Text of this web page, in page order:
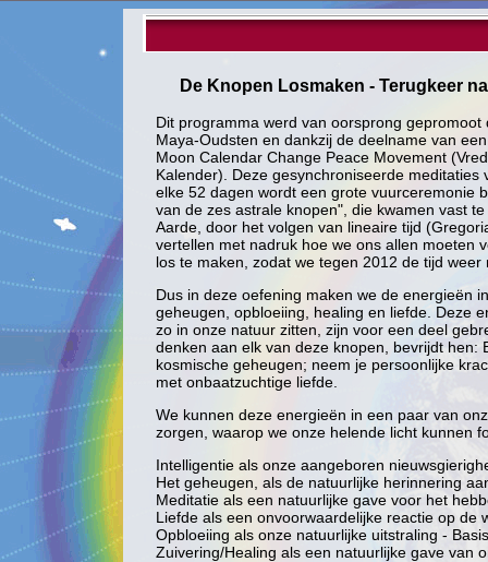
De Knopen Losmaken - Terugkeer
Dit programma werd van oorsprong
Maya-Oudsten en dankzij de deelname van
Moon Calendar Change Peace Movement
Kalender). Deze gesynchroniseerde
elke 52 dagen wordt een grote vuurceremonie
van de zes astrale knopen", die kwamen vast
Aarde, door het volgen van lineaire tijd
vertellen met nadruk hoe we ons allen moeten
los te maken, zodat we tegen 2012 de tijd
Dus in deze oefening maken we de energieën
geheugen, opbloeiing, healing en liefde. Deze
zo in onze natuur zitten, zijn voor een deel
denken aan elk van deze knopen, bevrijdt hen:
kosmische geheugen; neem je persoonlijke
met onbaatzuchtige liefde.
We kunnen deze energieën in een paar van
zorgen, waarop we onze helende licht kunnen
Intelligentie als onze aangeboren
Het geheugen, als de natuurlijke herinnering
Meditatie als een natuurlijke gave voor het
Liefde als een onvoorwaardelijke reactie op de
Opbloeiing als onze natuurlijke uitstraling -
Zuivering/Healing als een natuurlijke gave van